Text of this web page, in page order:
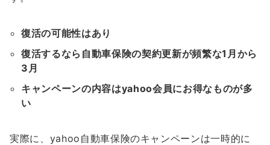
復活の可能性はあり
復活するなら自動車保険の契約更新が頻繁な1月から
3月
キャンペーンの内容はyahoo会員にお得なものが多
い
実際に、yahoo自動車保険のキャンペーンは一時的に